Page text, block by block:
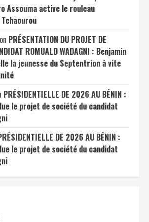
Assouma active le rouleau
on PRÉSENTATION DU PROJET DE
ROMUALD WADAGNI : Benjamin
la jeunesse du Septentrion à vite
PRÉSIDENTIELLE DE 2026 AU BÉNIN :
le projet de société du candidat
DE 2026 AU BÉNIN :
le projet de société du candidat